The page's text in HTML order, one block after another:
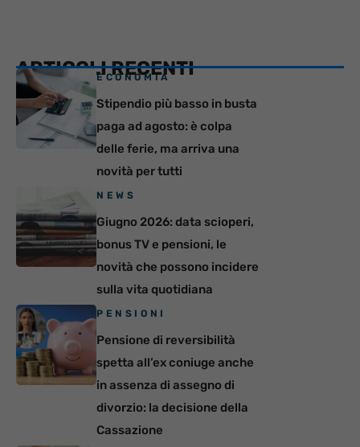
ARTICOLI RECENTI
ECONOMIA
Stipendio più basso in busta
paga ad agosto: è colpa
delle ferie, ma arriva una
novità per tutti
NEWS
Giugno 2026: data scioperi,
bonus TV e pensioni, le
novità che possono incidere
sulla vita quotidiana
PENSIONI
Pensione di reversibilità
spetta all’ex coniuge anche
in assenza di assegno di
divorzio: la decisione della
Cassazione